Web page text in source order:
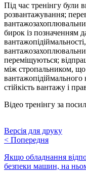
Під час тренінгу були
розвантажування;
бирок із позначенням
переміщуються;
між стропальником,
вантажопідіймального
стійкість вантажу і
Відео тренінгу за
Версія для друку
< Попередня
Якщо обладнання
безпеки машин, на